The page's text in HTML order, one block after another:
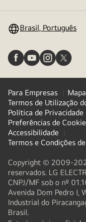
Brasil, Português
Para Empresas
Termos de Utilização
Política de Privacidade
Preferências de
Accessibilidade
Termos e Condições
Copyright © 2009-
reservados. LG
CNPJ/MF sob o nº
Avenida Dom Pedro I,
Industrial do
Brasil.